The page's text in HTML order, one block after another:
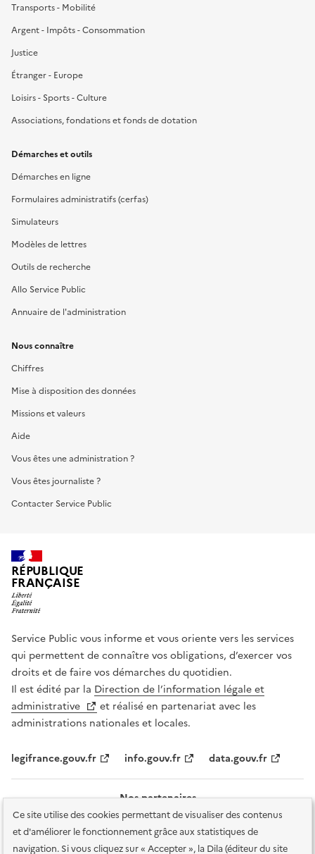
Ce site utilise des cookies permettant de visualiser des contenus
et d'améliorer le fonctionnement grâce aux statistiques de
navigation. Si vous cliquez sur « Accepter », la Dila (éditeur du site
Transports - Mobilité
Argent - Impôts - Consommation
Justice
Étranger - Europe
Loisirs - Sports - Culture
Associations, fondations et fonds de dotation
Démarches et outils
Démarches en ligne
Formulaires administratifs (cerfas)
Simulateurs
Modèles de lettres
Outils de recherche
Allo Service Public
Annuaire de l'administration
Nous connaître
Chiffres
Mise à disposition des données
Missions et valeurs
Aide
Vous êtes une administration ?
Vous êtes journaliste ?
Contacter Service Public
RÉPUBLIQUE
FRANÇAISE
Service Public vous informe et vous oriente vers les services
qui permettent de connaître vos obligations, d’exercer vos
droits et de faire vos démarches du quotidien.
Il est édité par la Direction de l’information légale et
administrative
et réalisé en partenariat avec les
administrations nationales et locales.
legifrance.gouv.fr info.gouv.fr data.gouv.fr
Nos partenaires